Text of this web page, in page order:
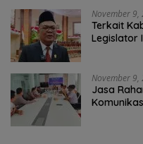
November 9,
Terkait
Legislator
November 9,
Jasa